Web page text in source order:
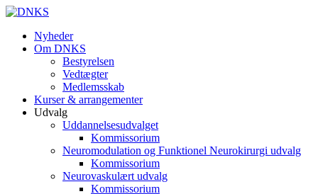
Nyheder
Om DNKS
Bestyrelsen
Vedtægter
Medlemsskab
Kurser & arrangementer
Udvalg
Uddannelsesudvalget
Kommissorium
Neuromodulation og Funktionel Neurokirurgi udvalg
Kommissorium
Neurovaskulært udvalg
Kommissorium